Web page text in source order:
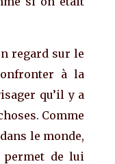
regard sur le
à la
qu’il y a
Comme
le monde,
de lui